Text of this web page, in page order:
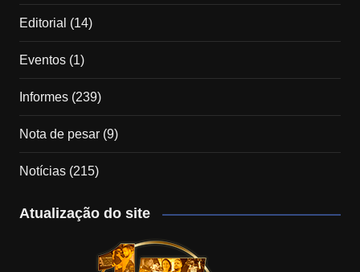
Editorial (14)
Eventos(1)
Informes(239)
Nota de pesar(9)
Notícias(215)
Atualização do site